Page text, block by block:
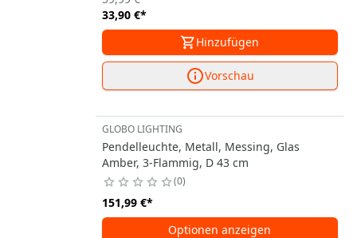
33,90 €*
Hinzufügen
Vorschau
GLOBO LIGHTING
Pendelleuchte, Metall, Messing, Glas
Amber, 3-Flammig, D 43 cm
0
151,99 €*
Optionen anzeigen